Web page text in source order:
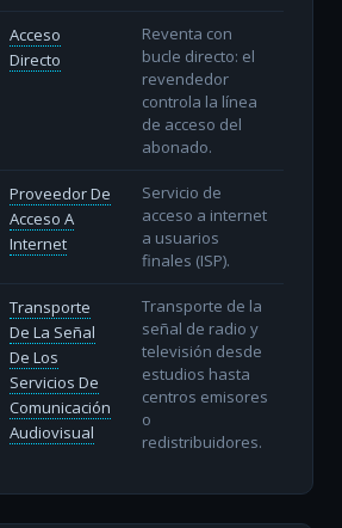
Acceso
Directo
Reventa con
bucle directo: el
revendedor
controla la línea
de acceso del
abonado.
Proveedor De
Acceso A
Internet
Servicio de
acceso a internet
a usuarios
finales (ISP).
Transporte
De La Señal
De Los
Servicios De
Comunicación
Audiovisual
Transporte de la
señal de radio y
televisión desde
estudios hasta
centros emisores
o
redistribuidores.